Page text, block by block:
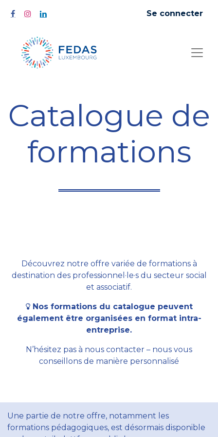
Se connecter
Catalogue de
formations
Découvrez notre offre variée de formations à
destination des professionnel·le·s du secteur social
et associatif.
Nos formations du catalogue peuvent
également être organisées en format intra-
entreprise.
N’hésitez pas à nous contacter – nous vous
conseillons de manière personnalisé
Une partie de notre offre, notamment les
formations pédagogiques, est désormais disponible